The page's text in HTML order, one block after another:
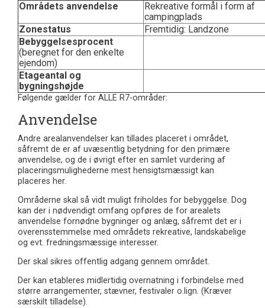
Områdets anvendelse
Rekreative formål i form af
campingplads
Zonestatus
Fremtidig: Landzone
Bebyggelsesprocent
(beregnet for den enkelte
ejendom)
Etageantal og
bygningshøjde
Følgende gælder for ALLE R7-områder:
Anvendelse
Andre arealanvendelser kan tillades placeret i området,
såfremt de er af uvæsentlig betydning for den primære
anvendelse, og de i øvrigt efter en samlet vurdering af
placeringsmulighederne mest hensigtsmæssigt kan
placeres her.
Områderne skal så vidt muligt friholdes for bebyggelse. Dog
kan der i nødvendigt omfang opføres de for arealets
anvendelse fornødne bygninger og anlæg, såfremt det er i
overensstemmelse med områdets rekreative, landskabelige
og evt. fredningsmæssige interesser.
Der skal sikres offentlig adgang gennem området.
Der kan etableres midlertidig overnatning i forbindelse med
større arrangementer, stævner, festivaler o.lign. (Kræver
særskilt tilladelse).